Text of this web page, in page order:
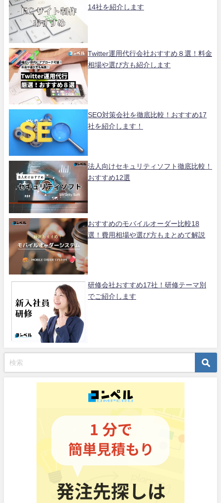
14社を紹介します
Twitter運用代行会社おすすめ８選！料金
相場や選び方も紹介します
SEO対策会社を徹底比較！おすすめ17
社を紹介します！
法人向けセキュリティソフト徹底比較！
おすすめ12選
おすすめのモバイルオーダー比較18
選！費用相場や選び方もまとめて解説
研修会社おすすめ17社！研修テーマ別
でご紹介します